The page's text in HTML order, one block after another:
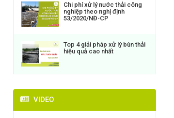
Chi phí xử lý nước thải công
nghiệp theo nghị định
53/2020/NĐ-CP
Top 4 giải pháp xử lý bùn thải
hiệu quả cao nhất
VIDEO